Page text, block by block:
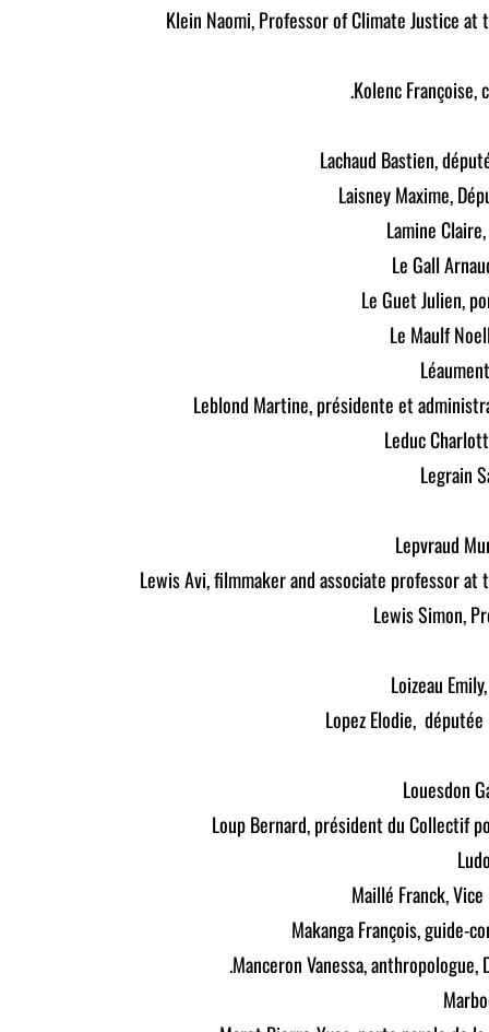
Klein Naomi, Professor of Climate Justice
Kolenc Françoise,
Lachaud Bastien,
Laisney Maxime,
Lamine
Le Gall
Le Guet Julien,
Le Maulf
Leblond Martine, présidente et
Leduc
Legrain
Lepvraud
Lewis Avi, filmmaker and associate professor
Lewis Simon,
Loizeau
Lopez Elodie, députée
Louesdon
Loup Bernard, président du Collectif
Maillé Franck,
Makanga François, guide-
Manceron Vanessa,